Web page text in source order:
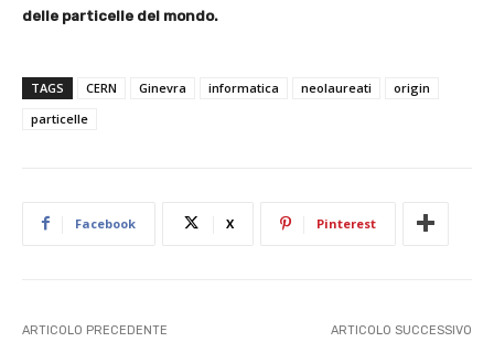
delle particelle del mondo.
TAGS CERN Ginevra informatica neolaureati
origin
particelle
Facebook X Pinterest
ARTICOLO PRECEDENTE ARTICOLO SUCCESSIVO